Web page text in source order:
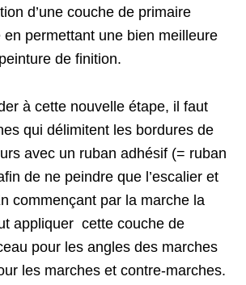
d’une couche de primaire
en permettant une bien meilleure
de finition.
à cette nouvelle étape, il faut
qui délimitent les bordures de
avec un ruban adhésif (= ruban
de ne peindre que l’escalier et
commençant par la marche la
appliquer cette couche de
pour les angles des marches
les marches et contre-marches.